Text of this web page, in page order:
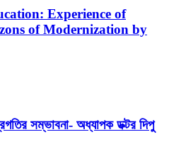
Experience of
of Modernization by
সম্ভাবনা- অধ্যাপক ডক্টর দিপু